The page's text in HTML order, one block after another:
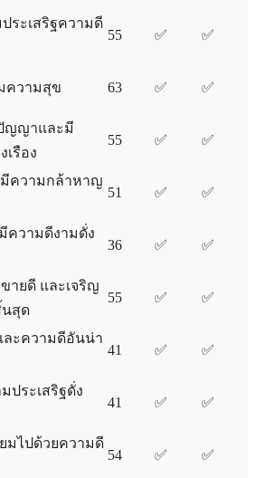
ระเสริฐความดี
55 ✅ ✅
ความสุข 63 ✅ ✅
ญญาและมี
เรือง
55 ✅ ✅
ความกล้าหาญ
51 ✅ ✅
ความดีงามดั่ง
36 ✅ ✅
ายดี และเจริญ
นสุด
55 ✅ ✅
ะความดีอันน่า
41 ✅ ✅
ประเสริฐดั่ง
41 ✅ ✅
มไปด้วยความดี
54 ✅ ✅